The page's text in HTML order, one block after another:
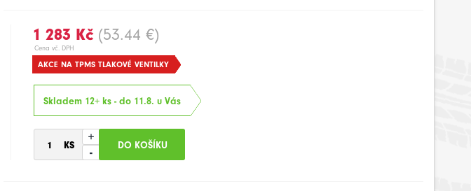
1 283 Kč (53.44 €)
Cena vč. DPH
AKCE NA TPMS TLAKOVÉ VENTILKY
Skladem 12+ ks - do 11.8. u Vás
+
-